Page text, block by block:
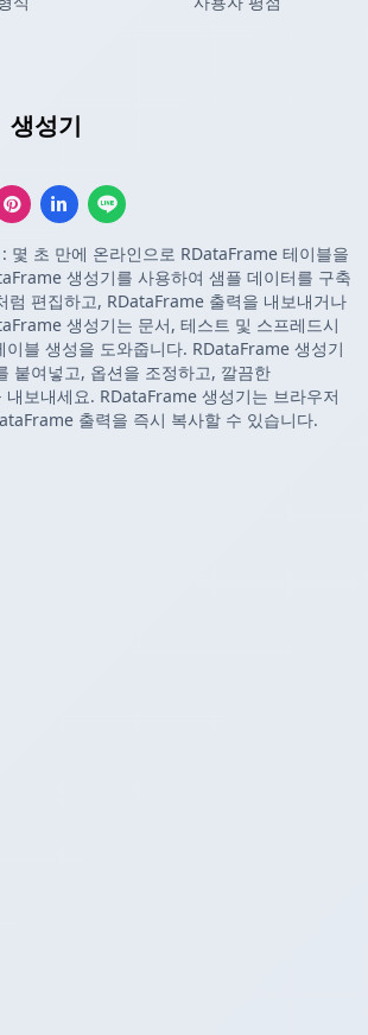
생성기
몇 초 만에 온라인으로 RDataFrame 테이블을
생성기를 사용하여 샘플 데이터를 구축
럼 편집하고, RDataFrame 출력을 내보내거나
생성기는 문서, 테스트 및 스프레드시
블 생성을 도와줍니다. RDataFrame 생성기
붙여넣고, 옵션을 조정하고, 깔끔한
보내세요. RDataFrame 생성기는 브라우저
출력을 즉시 복사할 수 있습니다.